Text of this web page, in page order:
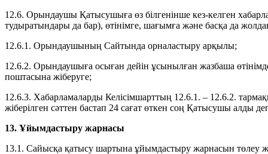
12.6. Орындаушы Қатысушыға өз білгенінше кез-келген
тудыратындары да бар), өтінімге, шағымға және басқа да
12.6.1. Орындаушының Сайтында орналастыру арқылы;
12.6.2. Орындаушыға осыған дейін ұсынылған жазбаша
поштасына жіберуге;
12.6.3. Хабарламаларды Келісімшарттың 12.6.1. – 12.6.2.
жіберілген сәттен бастап 24 сағат өткен соң Қатысушы алды
13. Ұйымдастыру жарнасы
13.1. Сайысқа қатысу шартына ұйымдастыру жарнасын